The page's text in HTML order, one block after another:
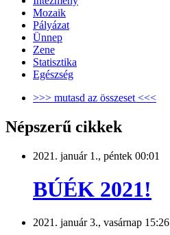
Mozaik
Pályázat
Ünnep
Zene
Statisztika
Egészség
>>> mutasd az összeset <<<
Népszerű cikkek
2021. január 1., péntek 00:01
BÚÉK 2021!
2021. január 3., vasárnap 15:26